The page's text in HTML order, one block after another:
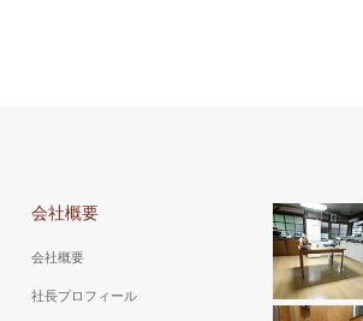
会社概要
会社概要
社長プロフィール